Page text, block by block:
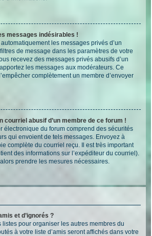
messages indésirables !
les messages privés d’un
de message dans les paramètres de votre
recevez des messages privés abusifs d’un
les messages aux modérateurs. Ce
complètement un membre d’envoyer
courriel abusif d’un membre de ce forum !
électronique du forum comprend des sécurités
qui envoient de tels messages. Envoyez à
complète du courriel reçu. Il est très important
des informations sur l’expéditeur du courriel).
prendre les mesures nécessaires.
et d’ignorés ?
listes pour organiser les autres membres du
à votre liste d’amis seront affichés dans votre